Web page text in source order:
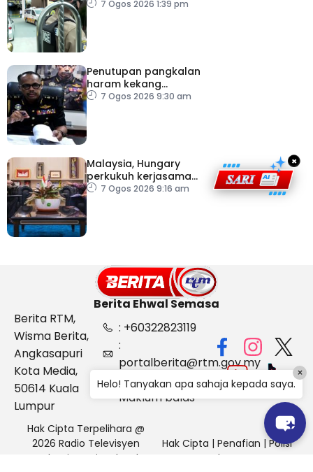
7 Ogos 2026 1:39 pm
Penutupan pangkalan
haram kekang
penyeludupan di
7 Ogos 2026 9:30 am
Malaysia, Hungary
perkukuh kerjasama
sektor pertanian
7 Ogos 2026 9:16 am
×
Berita Ehwal Semasa
Berita RTM,
Wisma Berita,
Angkasapuri
Kota Media,
50614 Kuala
Lumpur
: +60322823119
:
portalberita@rtm.gov.my
: Aduan &
Maklum balas
Hak Cipta Terpelihara @
2026 Radio Televisyen
Malaysia, Berita Ehwal
Hak Cipta | Penafian | Polisi
Keselamatan
Helo! Tanyakan apa sahaja kepada saya.
×